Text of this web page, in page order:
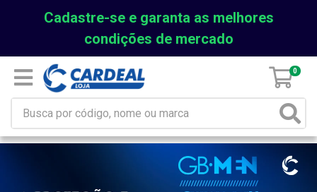
Cadastre-se e garanta as melhores
condições de mercado
0